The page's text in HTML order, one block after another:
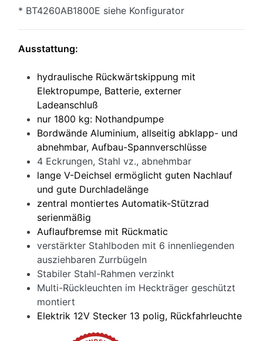
* BT4260AB1800E siehe Konfigurator
Ausstattung:
hydraulische Rückwärtskippung mit
Elektropumpe, Batterie, externer
Ladeanschluß
nur 1800 kg: Nothandpumpe
Bordwände Aluminium, allseitig abklapp- und
abnehmbar, Aufbau-Spannverschlüsse
4 Eckrungen, Stahl vz., abnehmbar
lange V-Deichsel ermöglicht guten Nachlauf
und gute Durchladelänge
zentral montiertes Automatik-Stützrad
serienmäßig
Auflaufbremse mit Rückmatic
verstärkter Stahlboden mit 6 innenliegenden
ausziehbaren Zurrbügeln
Stabiler Stahl-Rahmen verzinkt
Multi-Rückleuchten im Heckträger geschützt
montiert
Elektrik 12V Stecker 13 polig, Rückfahrleuchte